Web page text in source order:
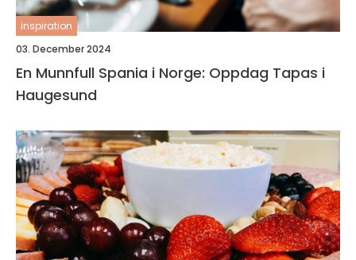
inspiration
03. December 2024
En Munnfull Spania i Norge: Oppdag Tapas i
Haugesund